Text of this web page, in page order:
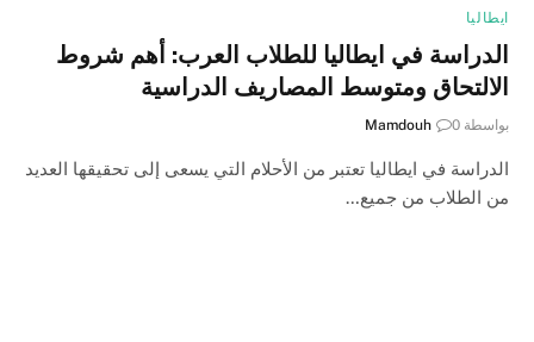
ايطاليا
الدراسة في ايطاليا للطلاب العرب: أهم شروط
الالتحاق ومتوسط المصاريف الدراسية
بواسطة Mamdouh 0
الدراسة في ايطاليا تعتبر من الأحلام التي يسعى إلى تحقيقها العديد
من الطلاب من جميع…